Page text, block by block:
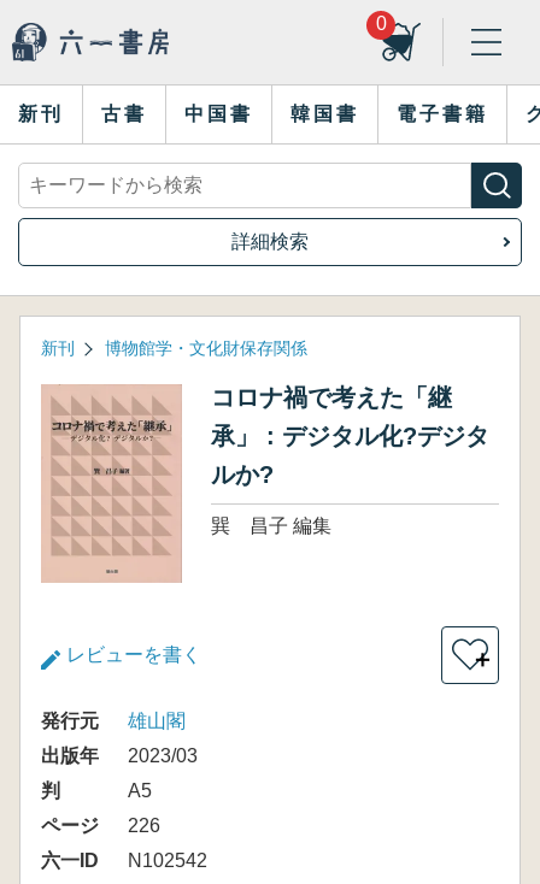
0
新刊 古書 中国書 韓国書 電子書籍
詳細検索
新刊 博物館学・文化財保存関係
コロナ禍で考えた「継
承」 : デジタル化?デジタ
ルか?
巽 昌子 編集
レビューを書く ＋
発行元
雄山閣
出版年
2023/03
判
A5
ページ
226
六一ID
N102542